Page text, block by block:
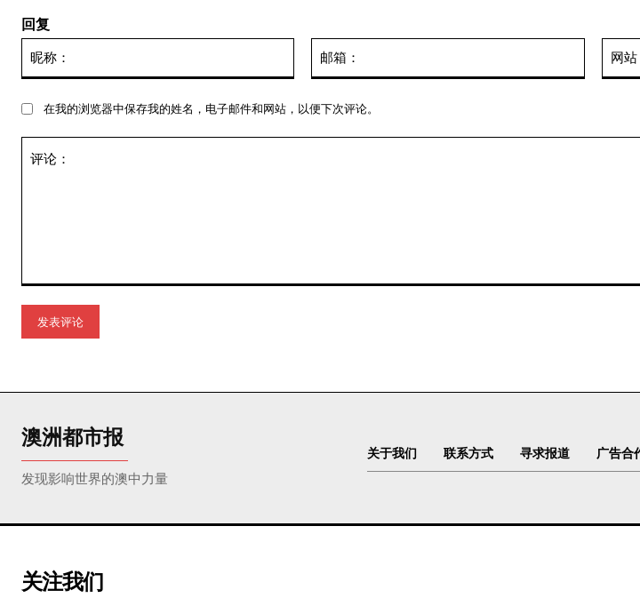
回复
论：
在我的浏览器中保存我的姓名，电子邮件和网站，以便下次评论。
澳洲都市报
发现影响世界的澳中力量
关于我们 联系方式 寻求报道 广告合
关注我们